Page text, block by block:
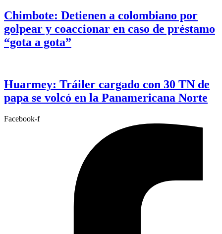
Chimbote: Detienen a colombiano por
golpear y coaccionar en caso de préstamo
“gota a gota”
Huarmey: Tráiler cargado con 30 TN de
papa se volcó en la Panamericana Norte
Facebook-f